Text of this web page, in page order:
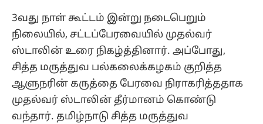
3வது நாள் கூட்டம் இன்று நடைபெறும்
நிலையில், சட்டப்பேரவையில் முதல்வர்
ஸ்டாலின் உரை நிகழ்த்தினார். அப்போது,
சித்த மருத்துவ பல்கலைக்கழகம் குறித்த
ஆளுநரின் கருத்தை பேரவை நிராகரித்ததாக
முதல்வர் ஸ்டாலின் தீர்மானம் கொண்டு
வந்தார். தமிழ்நாடு சித்த மருத்துவ